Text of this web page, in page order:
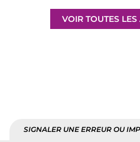
VOIR TOUTES
SIGNALER UNE ERREUR OU